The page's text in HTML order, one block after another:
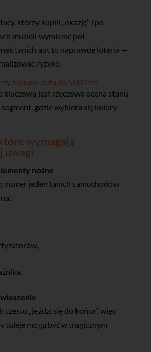
którzy kupili „okazję” i po
musieli wymienić pół
tanich aut to naprawdę loteria —
ryzyko.
zakupie auta do 5000 zł?
kluczowa jest rzeczowa ocena stanu
segment, gdzie wybiera się kolory
wymagają
uwagi
nośne
numer jeden tanich samochodów.
„jeździ się do końca”, więc
tuleje mogą być w tragicznym